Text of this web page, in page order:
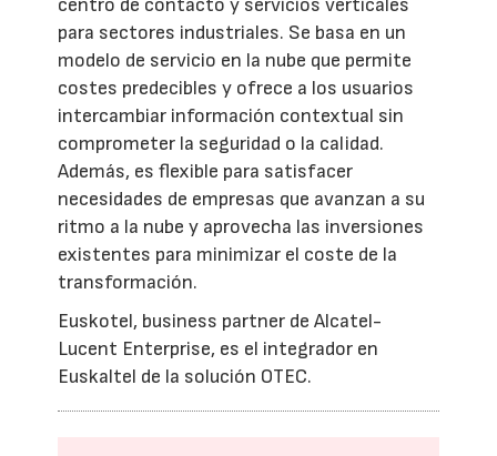
centro de contacto y servicios verticales
para sectores industriales. Se basa en un
modelo de servicio en la nube que permite
costes predecibles y ofrece a los usuarios
intercambiar información contextual sin
comprometer la seguridad o la calidad.
Además, es flexible para satisfacer
necesidades de empresas que avanzan a su
ritmo a la nube y aprovecha las inversiones
existentes para minimizar el coste de la
transformación.
Euskotel, business partner de Alcatel-
Lucent Enterprise, es el integrador en
Euskaltel de la solución OTEC.